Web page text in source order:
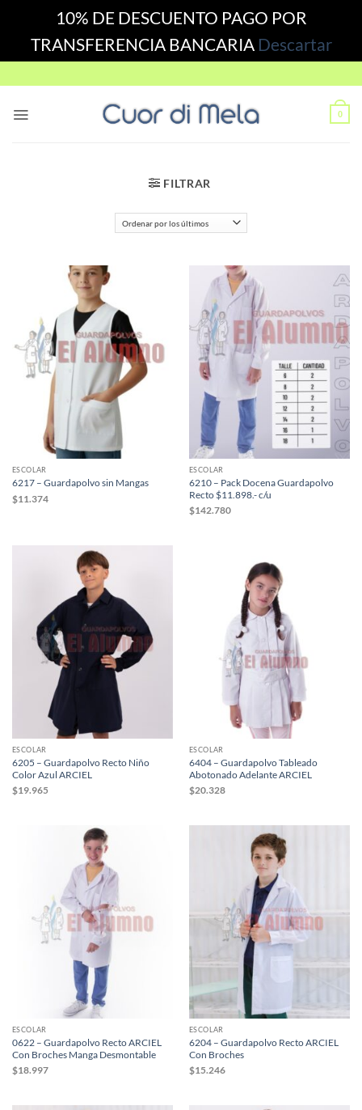
10% DE DESCUENTO PAGO POR
TRANSFERENCIA BANCARIA Descartar
to
0
FILTRAR
ESCOLAR
6217 – Guardapolvo sin Mangas
$11.374
ESCOLAR
6210 – Pack Docena Guardapolvo
Recto $11.898.- c/u
$142.780
ESCOLAR
6205 – Guardapolvo Recto Niño
Color Azul ARCIEL
$19.965
ESCOLAR
6404 – Guardapolvo Tableado
Abotonado Adelante ARCIEL
$20.328
ESCOLAR
0622 – Guardapolvo Recto ARCIEL
Con Broches Manga Desmontable
$18.997
ESCOLAR
6204 – Guardapolvo Recto ARCIEL
Con Broches
$15.246